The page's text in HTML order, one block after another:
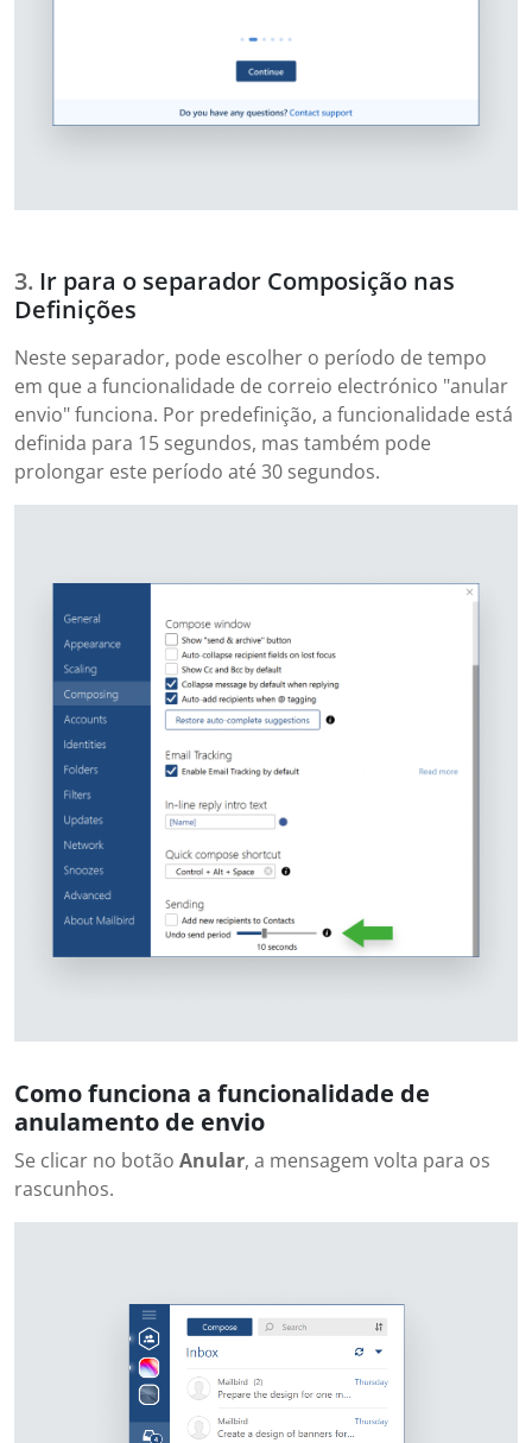
Ir para o separador Composição nas
Definições
Neste separador, pode escolher o período de tempo
em que a funcionalidade de correio electrónico "anular
envio" funciona. Por predefinição, a funcionalidade está
definida para 15 segundos, mas também pode
prolongar este período até 30 segundos.
Como funciona a funcionalidade de
anulamento de envio
Se clicar no botão Anular, a mensagem volta para os
rascunhos.